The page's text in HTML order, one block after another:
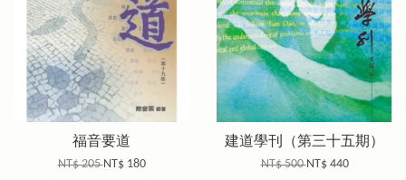
福音要道
NT$ 205NT$ 180
建道學刊（第三十五期）
NT$ 500NT$ 440